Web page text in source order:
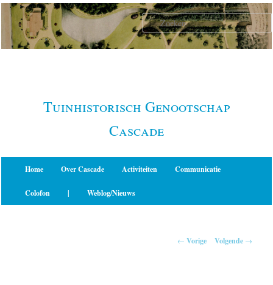
Spring
naar
primaire
Tuinhistorisch Genootschap
Cascade
Home Over Cascade Activiteiten Communicatie
Colofon | Weblog/Nieuws
← Vorige Volgende →